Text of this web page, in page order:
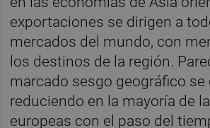
exportaciones se dirigen a
mercados del mundo, con
los destinos de la región.
marcado sesgo geográfico se
reduciendo en la mayoría de
europeas con el paso del